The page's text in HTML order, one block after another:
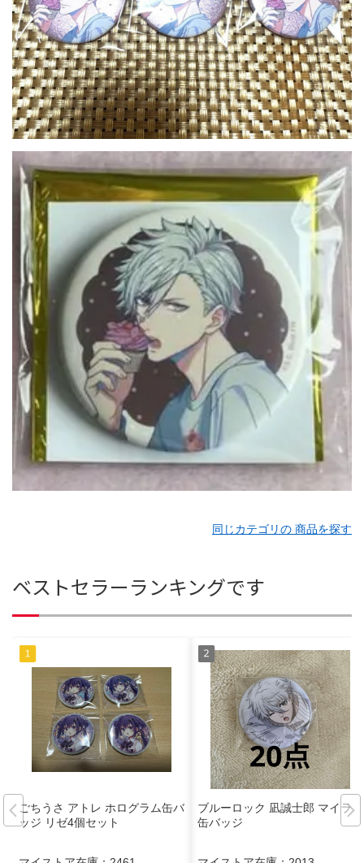
同じカテゴリの 商品を探す
ベストセラーランキングです
ごちうさ アトレ ホログラム缶バ
ッジ リゼ4個セット
ブルーロック 凪誠士郎 マイラ
缶バッジ